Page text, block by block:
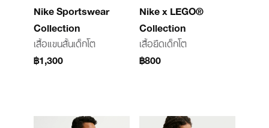
Nike Sportswear
Collection
เสื้อแขนสั้นเด็กโต
฿1,300
Nike x LEGO®
Collection
เสื้อยืดเด็กโต
฿800